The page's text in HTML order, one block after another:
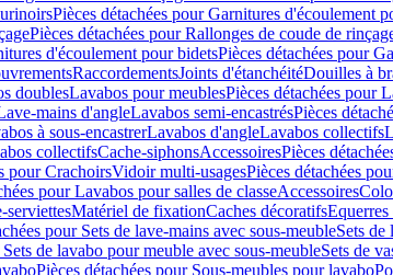
Pièces détachées pour Garnitures d'écoulement
Pièces détachées pour Rallonges de coude de
d'écoulement pour bidetsPièces détachées pour
RaccordementsJoints d'étanchéitéDouilles à
doublesLavabos pour meublesPièces détachées pour
mains d'angleLavabos semi-encastrésPièces
à sous-encastrerLavabos d'angleLavabos collectifs
collectifsCache-siphonsAccessoiresPièces
pour CrachoirsVidoir multi-usagesPièces détachées
pour Lavabos pour salles de classeAccessoires
serviettesMatériel de fixationCaches décoratifsEquerres
pour Sets de lave-mains avec sous-meubleSets de
de lavabo pour meuble avec sous-meubleSets de
Pièces détachées pour Sous-meubles pour lavabo